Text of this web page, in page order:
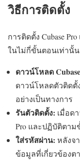
วิธีการติดตั้ง
การติดตั้ง Cubase
ในไม่กี่ขั้นตอนเท่านั้
ดาวน์โหลด
ดาวน์โหลดตัวติดตั้
อย่างเป็นทางการ
รันตัวติดตั้ง: เมื่อด
Pro และปฏิบัติตา
ใส่รหัสผ่าน: หลังจ
ข้อมูลที่เกี่ยวข้องต